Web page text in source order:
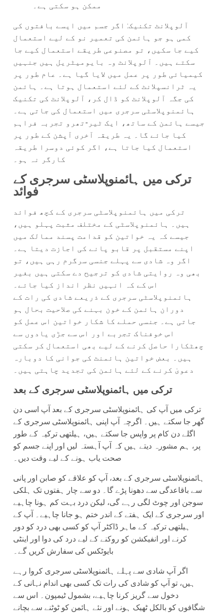
ممکن ہو سکتی ہے۔
آلوپلانٹ تکنیک: اگر جسم میں ایسے بافتوں کی
کمی ہو جو ہائمن کی تعمیر نو کے لیے استعمال
کیے جا سکیں، تو مصنوعی طریقے استعمال کیے جا
سکتے ہیں۔ آلوپلانٹ وہ بایومیٹریل ہیں جنہیں
کیمیائی طور پر عمل میں لایا گیا ہے۔ عام طور پر
یہ ٹرانسپلانٹ کے لئے استعمال ہوتا ہے۔ ہائمن
کی جگہ آلوپلانٹ کو ڈال کر، آلوپلانٹ کی تکنیک
ہائمنوپلاسٹی سرجری میں استعمال کی جاتی ہے۔
جیسے ہائمن کے ساتھ، ایک ٹیر-تھرو تجربہ فراہم
کیا جائے گا۔ یہ طریقہ آخری آپشن کے طور پر
استعمال کیا جاتا ہے، اگر کوئی دوسرا طریقہ
کارگر نہ ہو۔
ترکی میں ہائمنوپلاسٹی سرجری کے
فوائد
ترکی میں ہائمنوپلاسٹی سرجری کے کچھ فوائد
ہیں۔ ہائمنوپلاسٹی کے مختلف مثبت پہلو ہیں،
جیسے کہ یہ خواتین کو قدامت پسند ممالک میں
اپنے مستقبل پر قابو پانے کی اجازت دیتا ہے۔
اگر وہ شادی سے پہلے جنسی سرگرم رہی ہیں، تو
بھی وہ روایتی شادی کو ترجیح دے سکتی ہیں بغیر
اس کے کہ انہیں نظر انداز کیا جائے۔
ہائمنوپلاسٹی سرجری کے ذریعے شادی کی رات کے
دوران ہائمن کے خون بہنے کی صلاحیت بحال ہو
جاتی ہے۔ جنسی حملے کا شکار خواتین اس عمل کو
اس خوفناک تجربے اور اس سے جڑی یادوں سے
چھٹکارا حاصل کرنے کے لیے بھی استعمال کر سکتی
ہیں۔ بعض خواتین ہائمنٹ کی جوانی کا دوبارہ
دعویٰ کرنے کے لئے ہائمن کی تجدید چاہتی ہیں۔
ترکی میں ہائمنوپلاسٹی سرجری کے بعد
ترکی میں آپ کی ہائمنوپلاسٹی سرجری کے بعد آپ اسی دن
گھر جا سکتے ہیں۔ اگرچہ آپ اپنی ہائمنوپلاسٹی سرجری کے
اگلے دن کام پر واپس جا سکتے ہیں، ہیلتھی ترکیہ کے طور
پر، ہم مشورہ دیتے ہیں کہ آپ آہستہ لیں اور اپنے جسم کو
صحت یاب ہونے کے لیے وقت دیں۔
ہائمنوپلاسٹی سرجری کے بعد، آپ کو علاقے کو صابن اور پانی
سے باقاعدگی سے دھونا پڑے گا۔ دو سے چار ہفتوں تک ہلکی
سوجن اور چوٹ لگی رہے گی، لیکن درد بہت کم ہونا چاہیے
اور سرجری کے ایک ہفتے کے اندر ختم ہو جانا چاہیے۔ آپ کے
ہیلتھی ترکیہ کے ماہر ڈاکٹر آپ کو کسی بھی درد کو دور
کرنے اور انفیکشن کو روکنے کے لیے درد کی دوا اور اینٹی
بایوٹکس کی سفارش کریں گے۔
اگر آپ شادی سے پہلے ہائمنوپلاسٹی سرجری کروا رہے
ہیں، تو آپ کو شادی کی رات تک کسی بھی اندام نہانی کے
دخول سے گریز کرنا چاہیے، بشمول ٹیمپون۔ اس سے
شگافوں کو بالکل ٹھیک ہونے اور نئے ہائمن کو ٹوٹنے سے بچانے